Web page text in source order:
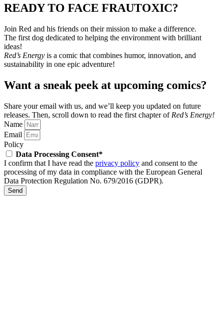
READY TO FACE FRAUTOXIC?
Join Red and his friends on their mission to make a difference.
The first dog dedicated to helping the environment with brilliant
ideas!
Red’s Energy is a comic that combines humor, innovation, and
sustainability in one epic adventure!
Want a sneak peek at upcoming comics?
Share your email with us, and we’ll keep you updated on future
releases. Then, scroll down to read the first chapter of Red’s Energy!
Name
Email
Policy
Data Processing Consent*
I confirm that I have read the privacy policy and consent to the
processing of my data in compliance with the European General
Data Protection Regulation No. 679/2016 (GDPR).
Send